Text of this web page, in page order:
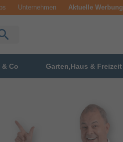
Unternehmen Aktuelle Werbung
Co Garten,Haus & Freizeit